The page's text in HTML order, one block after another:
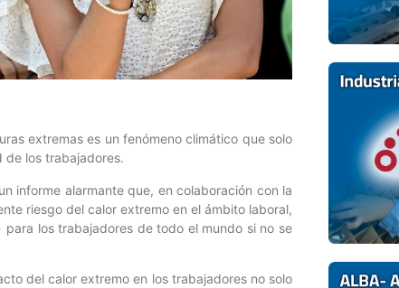
extremas es un fenómeno climático que solo
de los trabajadores.
informe alarmante que, en colaboración con la
riesgo del calor extremo en el ámbito laboral,
los trabajadores de todo el mundo si no se
del calor extremo en los trabajadores no solo